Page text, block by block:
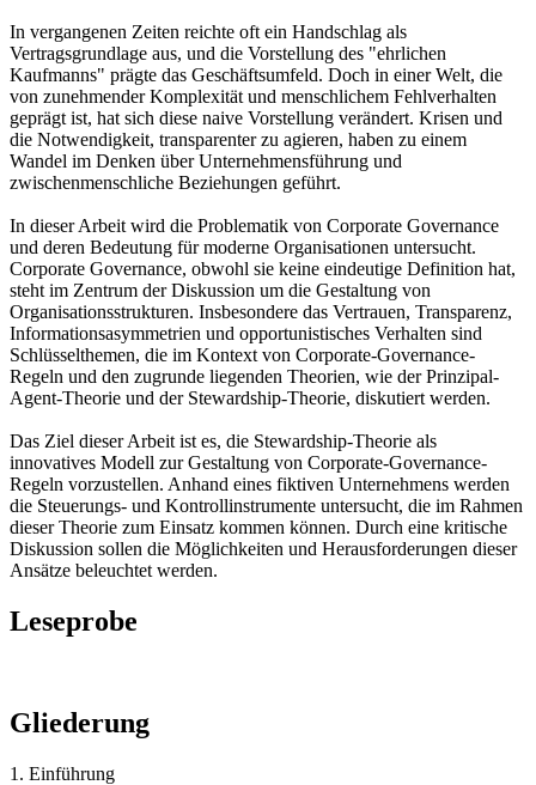
In vergangenen Zeiten reichte oft ein Handschlag als
Vertragsgrundlage aus, und die Vorstellung des "ehrlichen
Kaufmanns" prägte das Geschäftsumfeld. Doch in einer Welt, die
von zunehmender Komplexität und menschlichem Fehlverhalten
geprägt ist, hat sich diese naive Vorstellung verändert. Krisen und
die Notwendigkeit, transparenter zu agieren, haben zu einem
Wandel im Denken über Unternehmensführung und
zwischenmenschliche Beziehungen geführt.
In dieser Arbeit wird die Problematik von Corporate Governance
und deren Bedeutung für moderne Organisationen untersucht.
Corporate Governance, obwohl sie keine eindeutige Definition hat,
steht im Zentrum der Diskussion um die Gestaltung von
Organisationsstrukturen. Insbesondere das Vertrauen, Transparenz,
Informationsasymmetrien und opportunistisches Verhalten sind
Schlüsselthemen, die im Kontext von Corporate-Governance-
Regeln und den zugrunde liegenden Theorien, wie der Prinzipal-
Agent-Theorie und der Stewardship-Theorie, diskutiert werden.
Das Ziel dieser Arbeit ist es, die Stewardship-Theorie als
innovatives Modell zur Gestaltung von Corporate-Governance-
Regeln vorzustellen. Anhand eines fiktiven Unternehmens werden
die Steuerungs- und Kontrollinstrumente untersucht, die im Rahmen
dieser Theorie zum Einsatz kommen können. Durch eine kritische
Diskussion sollen die Möglichkeiten und Herausforderungen dieser
Ansätze beleuchtet werden.
Leseprobe
Gliederung
1. Einführung